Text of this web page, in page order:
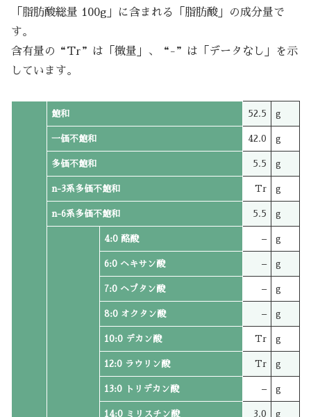
「脂肪酸総量 100g」に含まれる「脂肪酸」の成分量で
す。
含有量の“Tr”は「微量」、“-”は「データなし」を示
しています。
飽和 52.5 g
一価不飽和 42.0 g
多価不飽和 5.5 g
n-3系多価不飽和 Tr g
n-6系多価不飽和 5.5 g
4:0 酪酸 – g
6:0 ヘキサン酸 – g
7:0 ヘプタン酸 – g
8:0 オクタン酸 – g
10:0 デカン酸 Tr g
12:0 ラウリン酸 Tr g
13:0 トリデカン酸 – g
14:0 ミリスチン酸 3.0 g